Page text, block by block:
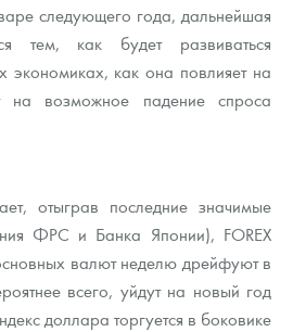
глубин"
монет
металлов
персональных данных
следующего года, дальнейшая
тем, как будет развиваться
экономиках, как она повлияет на
на возможное падение спроса
отыграв последние значимые
ФРС и Банка Японии), FOREX
валют неделю дрейфуют в
всего, уйдут на новый год
доллара торгуется в боковике